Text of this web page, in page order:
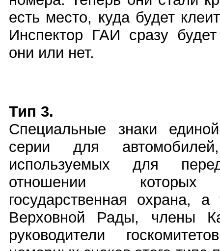
есть место, куда будет
Инспектор ГАИ сразу
они или нет.
Тип 3.
Специальные знаки единой
серии для автомобилей,
используемых для
отношении которых
государственная охрана, а
Верховной Рады, члены
руководители